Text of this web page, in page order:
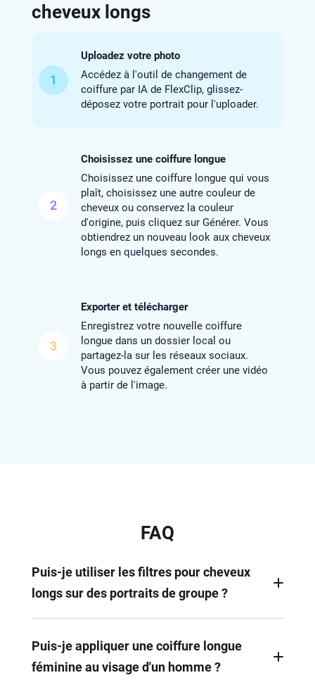
cheveux longs
1
Uploadez votre photo
Accédez à l'outil de changement de
coiffure par IA de FlexClip, glissez-
déposez votre portrait pour l'uploader.
2
Choisissez une coiffure longue
Choisissez une coiffure longue qui vous
plaît, choisissez une autre couleur de
cheveux ou conservez la couleur
d'origine, puis cliquez sur Générer. Vous
obtiendrez un nouveau look aux cheveux
longs en quelques secondes.
3
Exporter et télécharger
Enregistrez votre nouvelle coiffure
longue dans un dossier local ou
partagez-la sur les réseaux sociaux.
Vous pouvez également créer une vidéo
à partir de l'image.
FAQ
Puis-je utiliser les filtres pour cheveux
longs sur des portraits de groupe ?
optimisé pour les selfies individuels. Pour les
photos de groupe, les résultats peuvent être moins
Puis-je appliquer une coiffure longue
féminine au visage d'un homme ?